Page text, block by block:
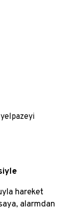
hareket
alarmdan